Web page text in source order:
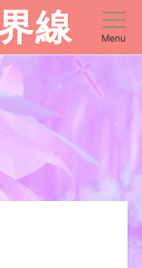
線 Menu